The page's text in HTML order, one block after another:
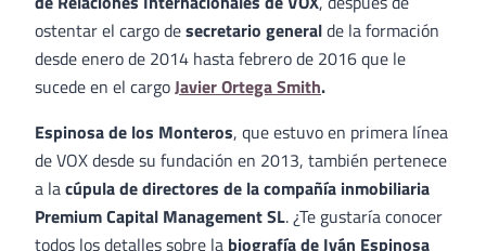
ostentar el cargo desecretario generalde la formación
desde enero de 2014 hasta febrero de 2016 que le
sucede en el cargoJavier Ortega Smith.
Espinosa de los Monteros, que estuvo en primera línea
de VOX desde su fundación en 2013, también pertenece
a lacúpula de directores de la compañía inmobiliaria
Premium Capital Management SL. ¿Te gustaría conocer
todos los detalles sobre la biografía de Iván Espinosa